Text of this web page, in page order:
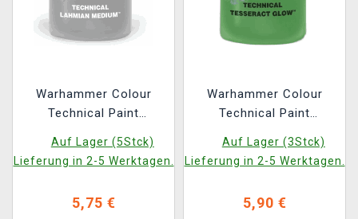
Warhammer Colour
Technical Paint
texturierte Farbe
Auf Lager (5Stck)
Lieferung in 2-5 Werktagen.
5,75 €
Warhammer Colour
Technical Paint
texturierte Farbe
Auf Lager (3Stck)
Lieferung in 2-5 Werktagen.
5,90 €